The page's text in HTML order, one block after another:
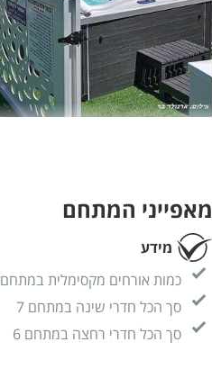
מאפייני המתחם
מידע
כמות אורחים מקסימלית במתחם 30
סך הכל חדרי שינה במתחם 7
סך הכל חדרי רחצה במתחם 6